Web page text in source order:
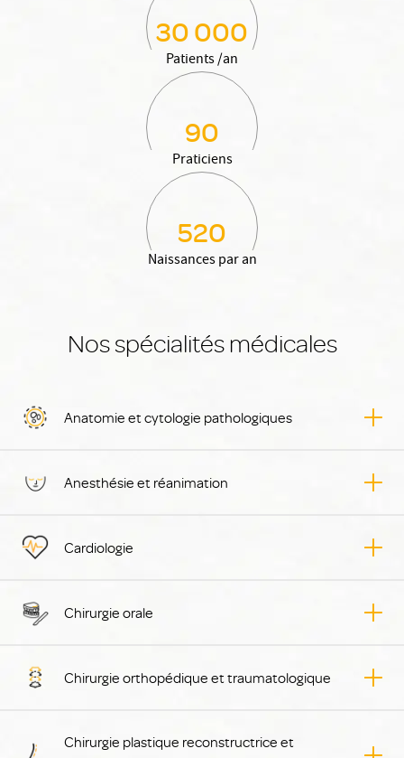
30 000
Patients /an
90
Praticiens
520
Naissances par an
Nos spécialités médicales
Anatomie et cytologie pathologiques
Anesthésie et réanimation
Cardiologie
Chirurgie orale
Chirurgie orthopédique et traumatologique
Chirurgie plastique reconstructrice et